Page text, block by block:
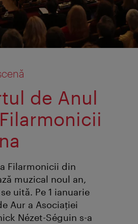
de Anul
Filarmonicii din
muzical noul an,
uită. Pe 1 ianuarie
Aur a Asociaţiei
Nézet-Séguin s-a